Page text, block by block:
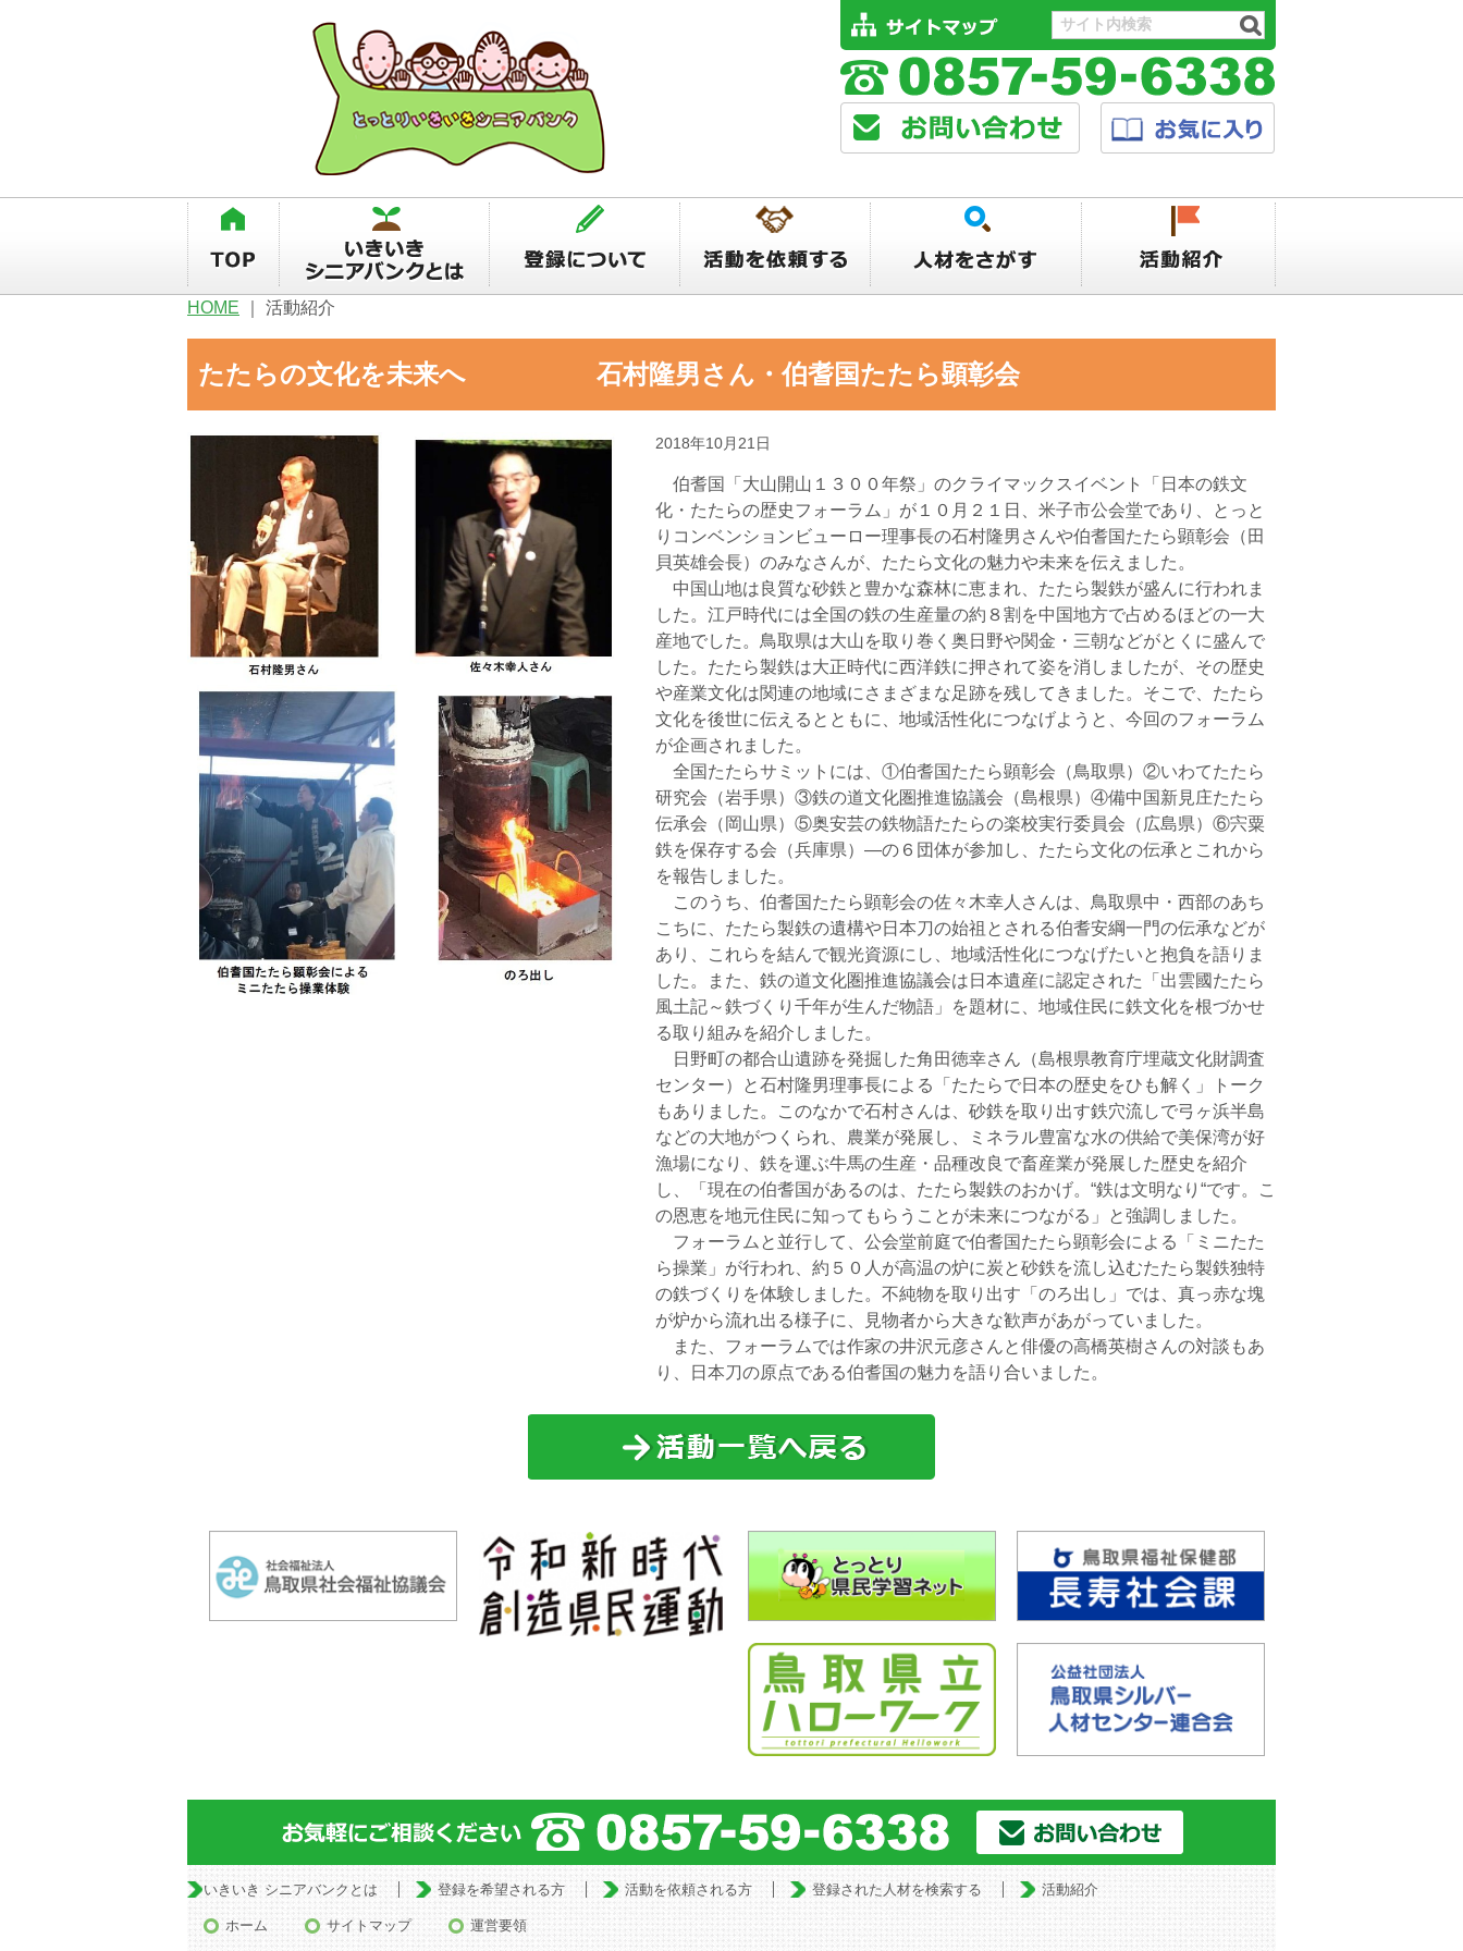
HOME 活動紹介
たたらの文化を未来へ 石村隆男さん・伯耆国たたら顕彰会
2018年10月21日
伯耆国「大山開山１３００年祭」のクライマックスイベント「日本の鉄文
化・たたらの歴史フォーラム」が１０月２１日、米子市公会堂であり、とっと
りコンベンションビューロー理事長の石村隆男さんや伯耆国たたら顕彰会（田
貝英雄会長）のみなさんが、たたら文化の魅力や未来を伝えました。
中国山地は良質な砂鉄と豊かな森林に恵まれ、たたら製鉄が盛んに行われま
した。江戸時代には全国の鉄の生産量の約８割を中国地方で占めるほどの一大
産地でした。鳥取県は大山を取り巻く奥日野や関金・三朝などがとくに盛んで
した。たたら製鉄は大正時代に西洋鉄に押されて姿を消しましたが、その歴史
や産業文化は関連の地域にさまざまな足跡を残してきました。そこで、たたら
文化を後世に伝えるとともに、地域活性化につなげようと、今回のフォーラム
が企画されました。
全国たたらサミットには、①伯耆国たたら顕彰会（鳥取県）②いわてたたら
研究会（岩手県）③鉄の道文化圏推進協議会（島根県）④備中国新見庄たたら
伝承会（岡山県）⑤奥安芸の鉄物語たたらの楽校実行委員会（広島県）⑥宍粟
鉄を保存する会（兵庫県）―の６団体が参加し、たたら文化の伝承とこれから
を報告しました。
このうち、伯耆国たたら顕彰会の佐々木幸人さんは、鳥取県中・西部のあち
こちに、たたら製鉄の遺構や日本刀の始祖とされる伯耆安綱一門の伝承などが
あり、これらを結んで観光資源にし、地域活性化につなげたいと抱負を語りま
した。また、鉄の道文化圏推進協議会は日本遺産に認定された「出雲國たたら
風土記～鉄づくり千年が生んだ物語」を題材に、地域住民に鉄文化を根づかせ
る取り組みを紹介しました。
日野町の都合山遺跡を発掘した角田徳幸さん（島根県教育庁埋蔵文化財調査
センター）と石村隆男理事長による「たたらで日本の歴史をひも解く」トーク
もありました。このなかで石村さんは、砂鉄を取り出す鉄穴流しで弓ヶ浜半島
などの大地がつくられ、農業が発展し、ミネラル豊富な水の供給で美保湾が好
漁場になり、鉄を運ぶ牛馬の生産・品種改良で畜産業が発展した歴史を紹介
し、「現在の伯耆国があるのは、たたら製鉄のおかげ。“鉄は文明なり“です。こ
の恩恵を地元住民に知ってもらうことが未来につながる」と強調しました。
フォーラムと並行して、公会堂前庭で伯耆国たたら顕彰会による「ミニたた
ら操業」が行われ、約５０人が高温の炉に炭と砂鉄を流し込むたたら製鉄独特
の鉄づくりを体験しました。不純物を取り出す「のろ出し」では、真っ赤な塊
が炉から流れ出る様子に、見物者から大きな歓声があがっていました。
また、フォーラムでは作家の井沢元彦さんと俳優の高橋英樹さんの対談もあ
り、日本刀の原点である伯耆国の魅力を語り合いました。
いきいき シニアバンクとは 登録を希望される方 活動を依頼される方 登録された人材を検索する 活動紹介
ホーム サイトマップ 運営要領